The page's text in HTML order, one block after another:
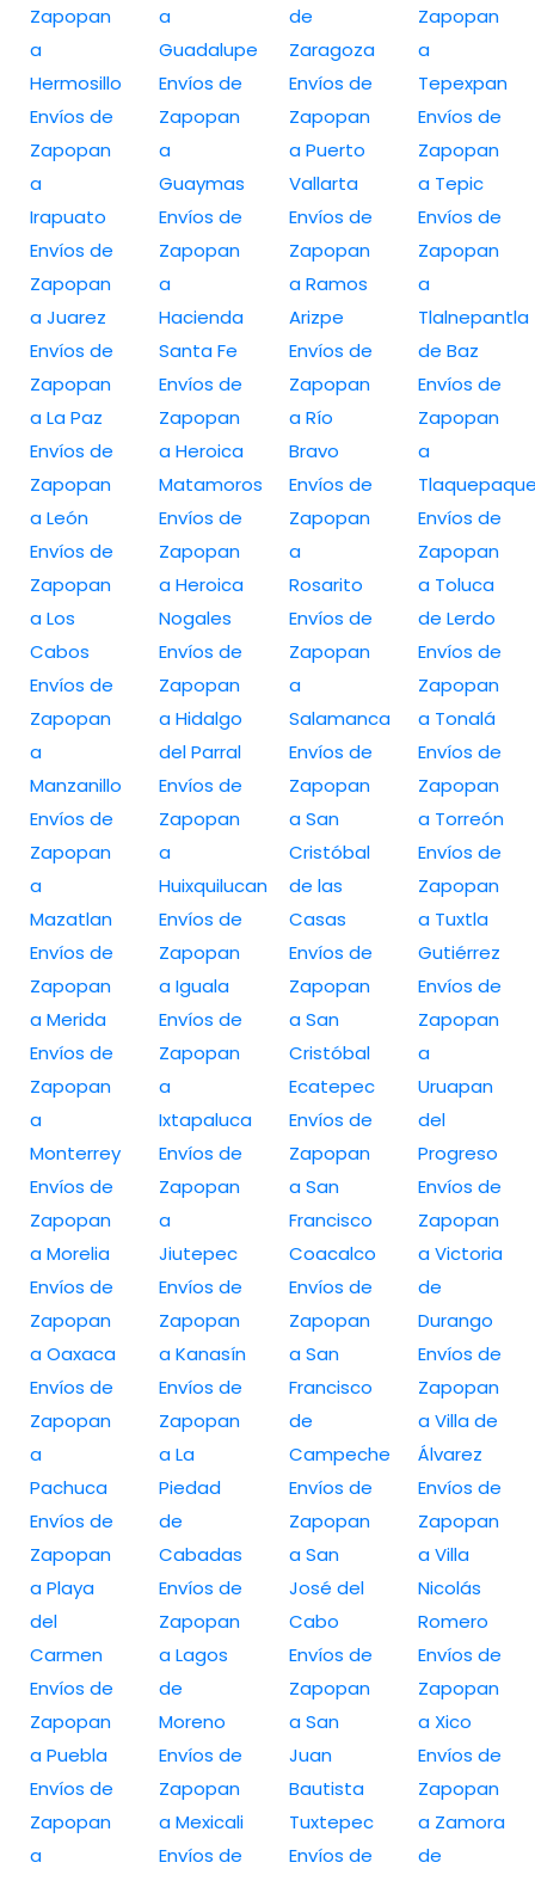
Zapopan
a
Hermosillo
Envíos de
Zapopan
a
Irapuato
Envíos de
Zapopan
a Juarez
Envíos de
Zapopan
a La Paz
Envíos de
Zapopan
a León
Envíos de
Zapopan
a Los
Cabos
Envíos de
Zapopan
a
Manzanillo
Envíos de
Zapopan
a
Mazatlan
Envíos de
Zapopan
a Merida
Envíos de
Zapopan
a
Monterrey
Envíos de
Zapopan
a Morelia
Envíos de
Zapopan
a Oaxaca
Envíos de
Zapopan
a
Pachuca
Envíos de
Zapopan
a Playa
del
Carmen
Envíos de
Zapopan
a Puebla
Envíos de
Zapopan
a
a
Guadalupe
Envíos de
Zapopan
a
Guaymas
Envíos de
Zapopan
a
Hacienda
Santa Fe
Envíos de
Zapopan
a Heroica
Matamoros
Envíos de
Zapopan
a Heroica
Nogales
Envíos de
Zapopan
a Hidalgo
del Parral
Envíos de
Zapopan
a
Huixquilucan
Envíos de
Zapopan
a Iguala
Envíos de
Zapopan
a
Ixtapaluca
Envíos de
Zapopan
a
Jiutepec
Envíos de
Zapopan
a Kanasín
Envíos de
Zapopan
a La
Piedad
de
Cabadas
Envíos de
Zapopan
a Lagos
de
Moreno
Envíos de
Zapopan
a Mexicali
Envíos de
de
Zaragoza
Envíos de
Zapopan
a Puerto
Vallarta
Envíos de
Zapopan
a Ramos
Arizpe
Envíos de
Zapopan
a Río
Bravo
Envíos de
Zapopan
a
Rosarito
Envíos de
Zapopan
a
Salamanca
Envíos de
Zapopan
a San
Cristóbal
de las
Casas
Envíos de
Zapopan
a San
Cristóbal
Ecatepec
Envíos de
Zapopan
a San
Francisco
Coacalco
Envíos de
Zapopan
a San
Francisco
de
Campeche
Envíos de
Zapopan
a San
José del
Cabo
Envíos de
Zapopan
a San
Juan
Bautista
Tuxtepec
Envíos de
Zapopan
a
Tepexpan
Envíos de
Zapopan
a Tepic
Envíos de
Zapopan
a
Tlalnepantla
de Baz
Envíos de
Zapopan
a
Envíos de
Zapopan
a Toluca
de Lerdo
Envíos de
Zapopan
a Tonalá
Envíos de
Zapopan
a Torreón
Envíos de
Zapopan
a Tuxtla
Gutiérrez
Envíos de
Zapopan
a
Uruapan
del
Progreso
Envíos de
Zapopan
a Victoria
de
Durango
Envíos de
Zapopan
a Villa de
Álvarez
Envíos de
Zapopan
a Villa
Nicolás
Romero
Envíos de
Zapopan
a Xico
Envíos de
Zapopan
a Zamora
de